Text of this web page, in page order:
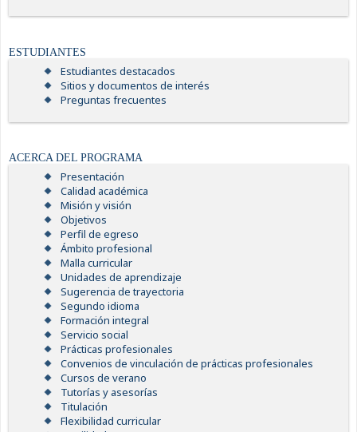
ESTUDIANTES
Estudiantes destacados
Sitios y documentos de interés
Preguntas frecuentes
ACERCA DEL PROGRAMA
Presentación
Calidad académica
Misión y visión
Objetivos
Perfil de egreso
Ámbito profesional
Malla curricular
Unidades de aprendizaje
Sugerencia de trayectoria
Segundo idioma
Formación integral
Servicio social
Prácticas profesionales
Convenios de vinculación de prácticas profesionales
Cursos de verano
Tutorías y asesorías
Titulación
Flexibilidad curricular